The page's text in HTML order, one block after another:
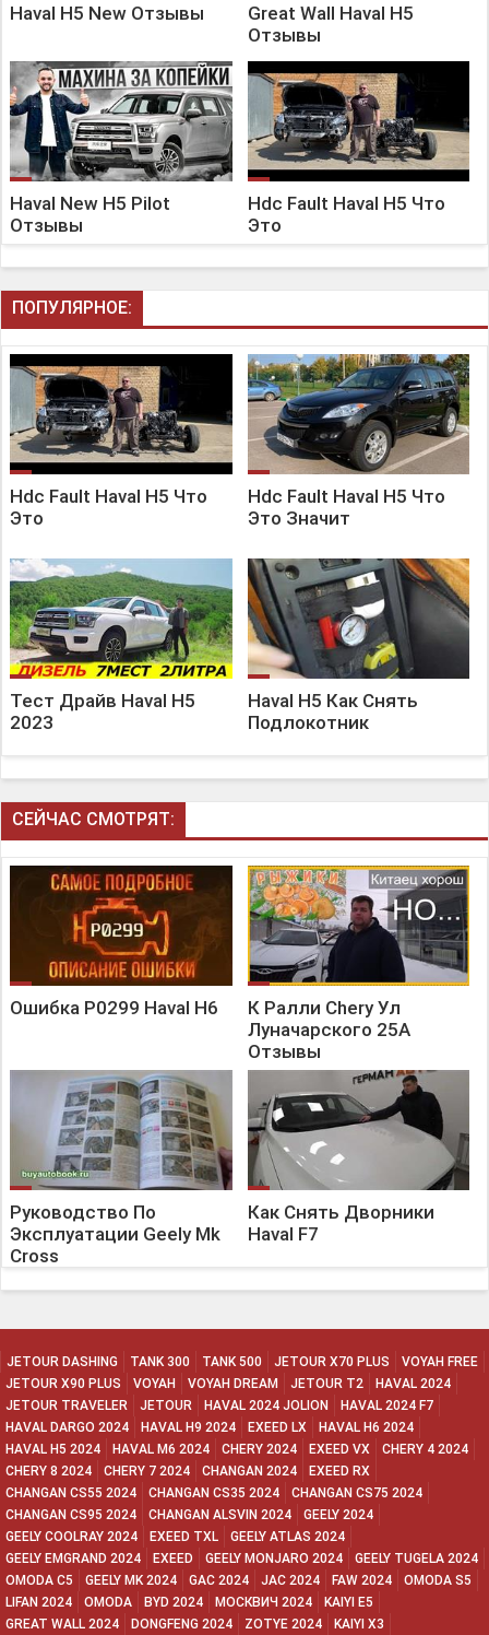
Haval H5 New Отзывы
Great Wall Haval H5
Отзывы
Haval New H5 Pilot
Отзывы
Hdc Fault Haval H5 Что
Это
ПОПУЛЯРНОЕ:
Hdc Fault Haval H5 Что
Это
Hdc Fault Haval H5 Что
Это Значит
Тест Драйв Haval H5
2023
Haval H5 Как Снять
Подлокотник
СЕЙЧАС СМОТРЯТ:
Ошибка P0299 Haval H6
К Ралли Chery Ул
Луначарского 25А
Отзывы
Руководство По
Эксплуатации Geely Mk
Cross
Как Снять Дворники
Haval F7
JETOUR DASHING TANK 300 TANK 500 JETOUR X70 PLUS
VOYAH FREE
JETOUR X90 PLUS
VOYAH VOYAH DREAM JETOUR T2
HAVAL 2024
JETOUR TRAVELER
JETOUR HAVAL 2024 JOLION
HAVAL 2024 F7
HAVAL DARGO 2024
HAVAL H9 2024 EXEED LX
HAVAL H6 2024
HAVAL H5 2024
HAVAL M6 2024 CHERY 2024 EXEED VX
CHERY 4 2024
CHERY 8 2024
CHERY 7 2024 CHANGAN 2024
EXEED RX
CHANGAN CS55 2024
CHANGAN CS35 2024
CHANGAN CS75 2024
CHANGAN CS95 2024
CHANGAN ALSVIN 2024
GEELY 2024
GEELY COOLRAY 2024
EXEED TXL
GEELY ATLAS 2024
GEELY EMGRAND 2024
EXEED GEELY MONJARO 2024
GEELY TUGELA 2024
OMODA C5
GEELY MK 2024 GAC 2024 JAC 2024 FAW 2024
OMODA S5
LIFAN 2024
OMODA BYD 2024 МОСКВИЧ 2024
KAIYI E5
GREAT WALL 2024
DONGFENG 2024 ZOTYE 2024 KAIYI X3